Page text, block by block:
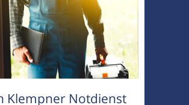
Klempner Notdienst